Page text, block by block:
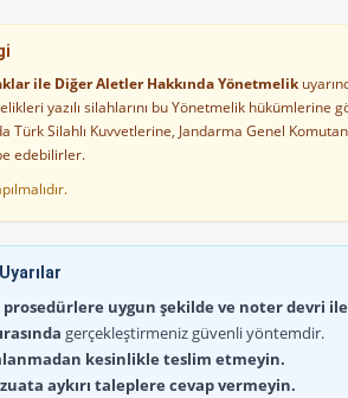
ile Diğer Aletler Hakkında Yönetmelik
yazılı silahlarını bu Yönetmelik hükümlerine
Türk Silahlı Kuvvetlerine, Jandarma Genel
edebilirler.
prosedürlere uygun şekilde ve noter devri ile
gerçekleştirmeniz güvenli yöntemdir.
kesinlikle teslim etmeyin.
aykırı taleplere cevap vermeyin.